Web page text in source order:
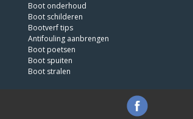
Boot onderhoud
Boot schilderen
Bootverf tips
Antifouling aanbrengen
Boot poetsen
Boot spuiten
Boot stralen